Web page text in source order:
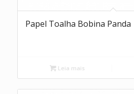
Papel Toalha Bobina Panda
Leia mais